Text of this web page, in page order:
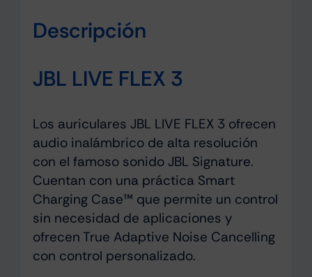
Descripción
JBL LIVE FLEX 3
Los auriculares JBL LIVE FLEX 3 ofrecen
audio inalámbrico de alta resolución
con el famoso sonido JBL Signature.
Cuentan con una práctica Smart
Charging Case™ que permite un control
sin necesidad de aplicaciones y
ofrecen True Adaptive Noise Cancelling
con control personalizado.